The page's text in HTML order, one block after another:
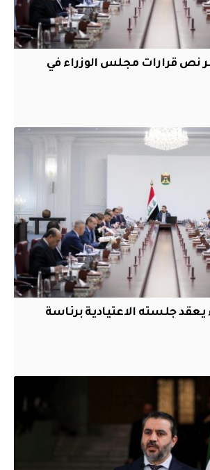
نص قرارات مجلس الوزراء في
جلسته الاعتيادية برئاسة